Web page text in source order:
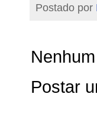
Postado por
Postar